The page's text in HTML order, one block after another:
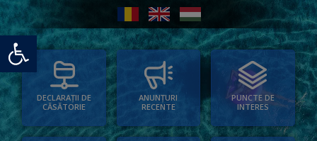
Deschide bara de unelte
DECLARAȚII DE
CĂSĂTORIE
ANUNȚURI
RECENTE
PUNCTE DE
INTERES